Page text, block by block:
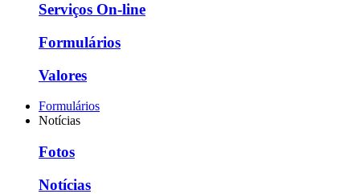
Serviços On-line
Formulários
Valores
Formulários
Notícias
Fotos
Notícias